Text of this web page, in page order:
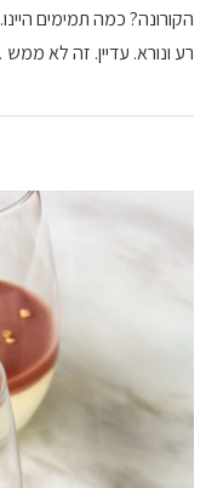
הקורונה? כמה תמימים
רע ונורא. עדיין. זה לא